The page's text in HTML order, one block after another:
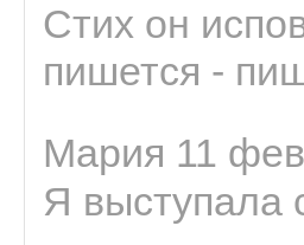
Стих он
пишется -
Мария 11
Я выступала